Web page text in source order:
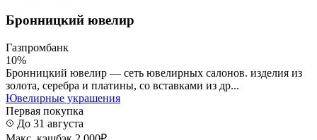
Бронницкий ювелир
Газпромбанк
10%
Бронницкий ювелир — сеть ювелирных салонов. изделия из
золота, серебра и платины, со вставками из др...
Ювелирные украшения
Первая покупка
До 31 августа